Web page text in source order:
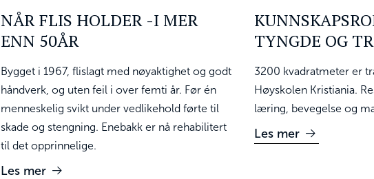
NÅR FLIS HOLDER -I MER
ENN 50ÅR
Bygget i 1967, flislagt med nøyaktighet og godt
håndverk, og uten feil i over femti år. Før én
menneskelig svikt under vedlikehold førte til
skade og stengning. Enebakk er nå rehabilitert
til det opprinnelige.
Les mer
TYNGDE OG
3200 kvadratmeter er
Høyskolen Kristiania.
læring, bevegelse og
Les mer